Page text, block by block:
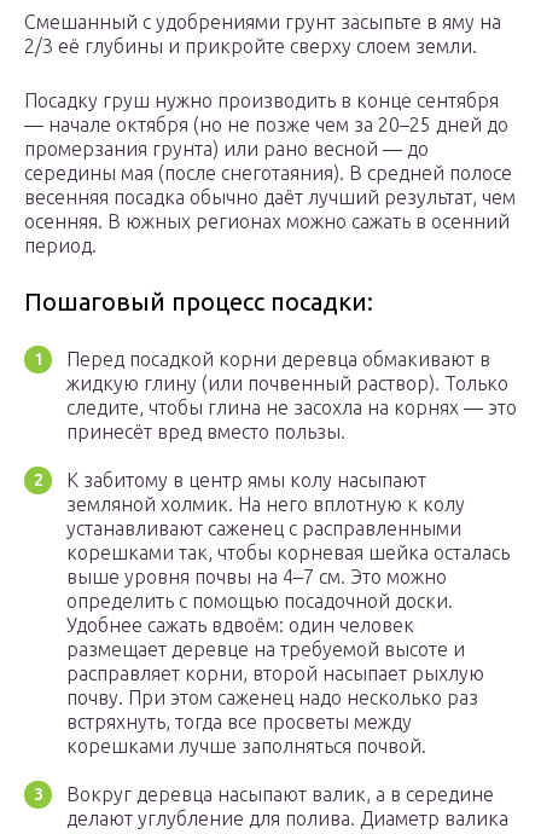
Смешанный с удобрениями грунт засыпьте в яму на
2/3 её глубины и прикройте сверху слоем земли.
Посадку груш нужно производить в конце сентября
— начале октября (но не позже чем за 20–25 дней до
промерзания грунта) или рано весной — до
середины мая (после снеготаяния). В средней полосе
весенняя посадка обычно даёт лучший результат, чем
осенняя. В южных регионах можно сажать в осенний
период.
Пошаговый процесс посадки:
Перед посадкой корни деревца обмакивают в
жидкую глину (или почвенный раствор). Только
следите, чтобы глина не засохла на корнях — это
принесёт вред вместо пользы.
К забитому в центр ямы колу насыпают
земляной холмик. На него вплотную к колу
устанавливают саженец с расправленными
корешками так, чтобы корневая шейка осталась
выше уровня почвы на 4–7 см. Это можно
определить с помощью посадочной доски.
Удобнее сажать вдвоём: один человек
размещает деревце на требуемой высоте и
расправляет корни, второй насыпает рыхлую
почву. При этом саженец надо несколько раз
встряхнуть, тогда все просветы между
корешками лучше заполняться почвой.
Вокруг деревца насыпают валик, а в середине
делают углубление для полива. Диаметр валика